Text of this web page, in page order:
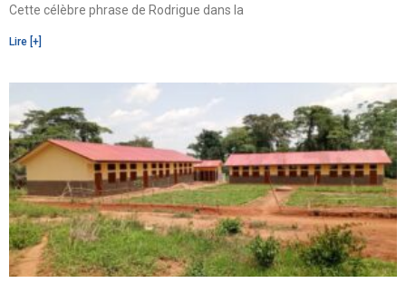
Cette célèbre phrase de Rodrigue dans la
Lire [+]